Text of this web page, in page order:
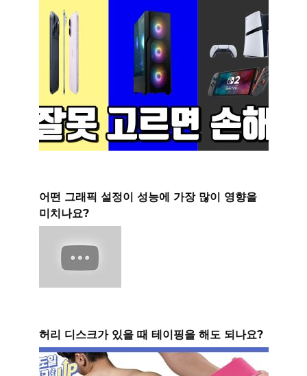
어떤 그래픽 설정이 성능에 가장 많이 영향을
미치나요?
허리 디스크가 있을 때 테이핑을 해도 되나요?